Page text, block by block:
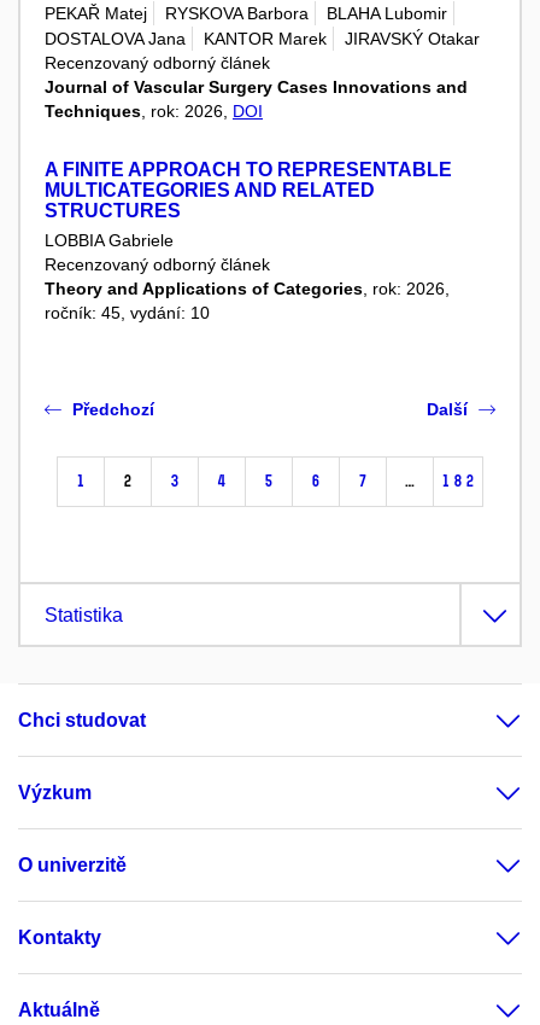
PEKAŘ Matej RYSKOVA Barbora
BLAHA Lubomir
DOSTALOVA Jana
KANTOR Marek
JIRAVSKÝ Otakar
Recenzovaný odborný článek
Journal of Vascular Surgery Cases Innovations and
Techniques , rok: 2026, DOI
A FINITE APPROACH TO REPRESENTABLE
MULTICATEGORIES AND RELATED
STRUCTURES
LOBBIA Gabriele
Recenzovaný odborný článek
Theory and Applications of Categories , rok: 2026,
ročník: 45, vydání: 10
Předchozí
1 2 3 4 5 6 7 … 182
Další
Statistika
Chci studovat
Výzkum
O univerzitě
Kontakty
Aktuálně